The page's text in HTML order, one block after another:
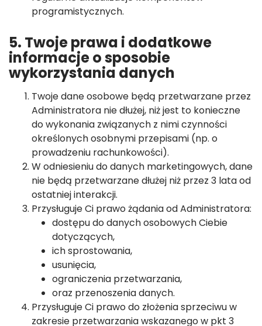
programistycznych.
5. Twoje prawa i dodatkowe
informacje o sposobie
wykorzystania danych
Twoje dane osobowe będą przetwarzane przez
Administratora nie dłużej, niż jest to konieczne
do wykonania związanych z nimi czynności
określonych osobnymi przepisami (np. o
prowadzeniu rachunkowości).
W odniesieniu do danych marketingowych, dane
nie będą przetwarzane dłużej niż przez 3 lata od
ostatniej interakcji.
Przysługuje Ci prawo żądania od Administratora:
dostępu do danych osobowych Ciebie
dotyczących,
ich sprostowania,
usunięcia,
ograniczenia przetwarzania,
oraz przenoszenia danych.
Przysługuje Ci prawo do złożenia sprzeciwu w
zakresie przetwarzania wskazanego w pkt 3